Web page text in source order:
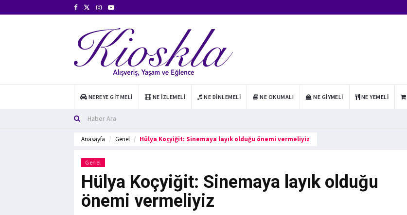
NEREYE GITMELI NE İZLEMELI NE DINLEMELI NE OKUMALI NE GIYMELI NE YEMELI
Anasayfa Genel Hülya Koçyiğit: Sinemaya layık olduğu önemi vermeliyiz
Genel
Hülya Koçyiğit: Sinemaya layık olduğu
önemi vermeliyiz